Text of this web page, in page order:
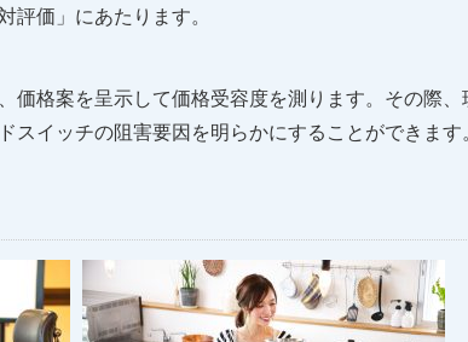
評価」にあたります。
価格案を呈示して価格受容度を測ります。その際
イッチの阻害要因を明らかにすることができます。